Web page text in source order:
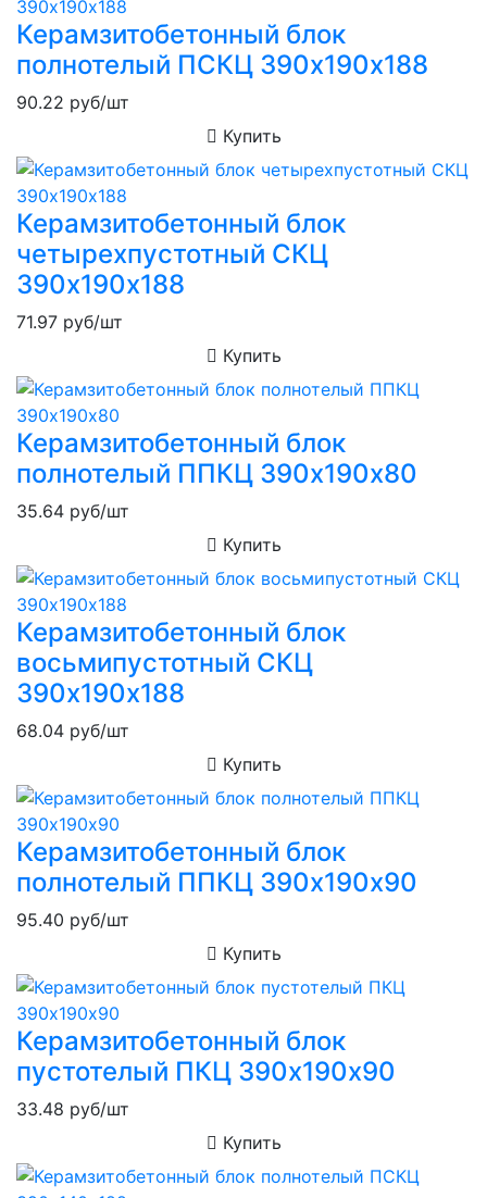
Керамзитобетонный блок
полнотелый ПСКЦ 390х190х188
90.22 руб/шт
Купить
Керамзитобетонный блок
четырехпустотный СКЦ
390х190х188
71.97 руб/шт
Купить
Керамзитобетонный блок
полнотелый ППКЦ 390х190х80
35.64 руб/шт
Купить
Керамзитобетонный блок
восьмипустотный СКЦ
390х190х188
68.04 руб/шт
Купить
Керамзитобетонный блок
полнотелый ППКЦ 390х190х90
95.40 руб/шт
Купить
Керамзитобетонный блок
пустотелый ПКЦ 390х190х90
33.48 руб/шт
Купить